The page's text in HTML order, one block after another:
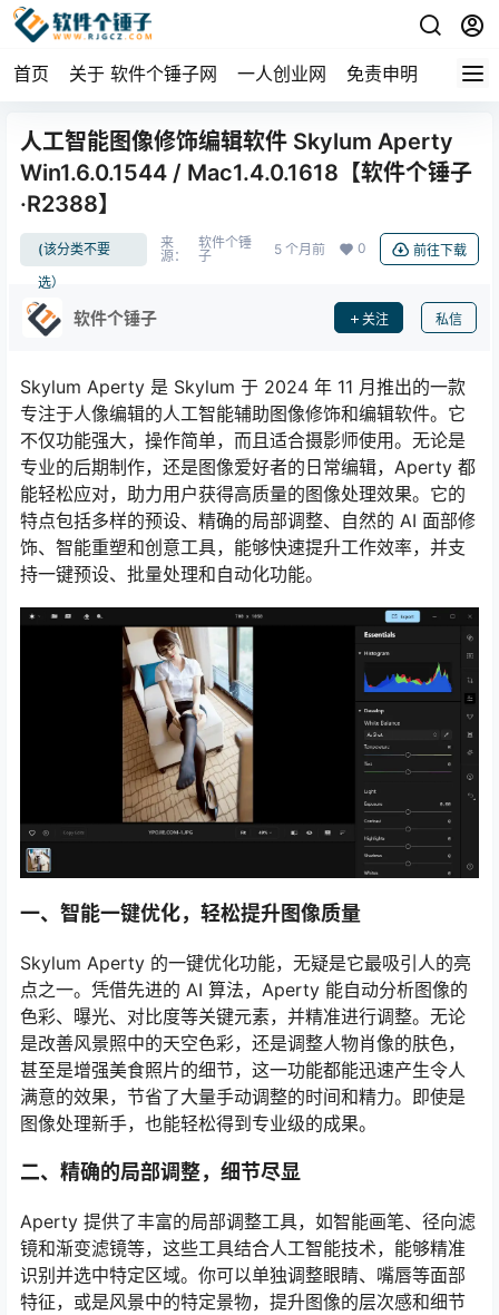
首页 关于 软件个锤子网 一人创业网 免责申明
人工智能图像修饰编辑软件 Skylum Aperty
Win1.6.0.1544 / Mac1.4.0.1618【软件个锤子
·R2388】
(该分类不要
选）
来
源：
软件个锤
子
5 个月前 0 前往下载
软件个锤子 关注 私信
Skylum Aperty 是 Skylum 于 2024 年 11 月推出的一款
专注于人像编辑的人工智能辅助图像修饰和编辑软件。它
不仅功能强大，操作简单，而且适合摄影师使用。无论是
专业的后期制作，还是图像爱好者的日常编辑，Aperty 都
能轻松应对，助力用户获得高质量的图像处理效果。它的
特点包括多样的预设、精确的局部调整、自然的 AI 面部修
饰、智能重塑和创意工具，能够快速提升工作效率，并支
持一键预设、批量处理和自动化功能。
一、智能一键优化，轻松提升图像质量
Skylum Aperty 的一键优化功能，无疑是它最吸引人的亮
点之一。凭借先进的 AI 算法，Aperty 能自动分析图像的
色彩、曝光、对比度等关键元素，并精准进行调整。无论
是改善风景照中的天空色彩，还是调整人物肖像的肤色，
甚至是增强美食照片的细节，这一功能都能迅速产生令人
满意的效果，节省了大量手动调整的时间和精力。即使是
图像处理新手，也能轻松得到专业级的成果。
二、精确的局部调整，细节尽显
Aperty 提供了丰富的局部调整工具，如智能画笔、径向滤
镜和渐变滤镜等，这些工具结合人工智能技术，能够精准
识别并选中特定区域。你可以单独调整眼睛、嘴唇等面部
特征，或是风景中的特定景物，提升图像的层次感和细节